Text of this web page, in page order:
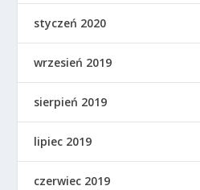
styczeń 2020
wrzesień 2019
sierpień 2019
lipiec 2019
czerwiec 2019